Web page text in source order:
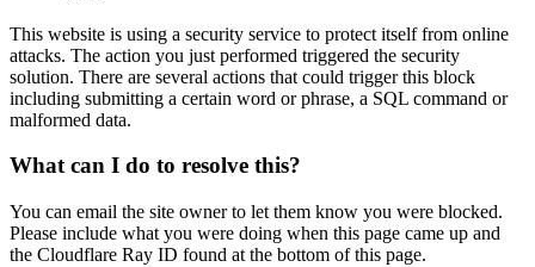
This website is using a security service to protect itself from online
attacks. The action you just performed triggered the security
solution. There are several actions that could trigger this block
including submitting a certain word or phrase, a SQL command or
malformed data.
What can I do to resolve this?
You can email the site owner to let them know you were blocked.
Please include what you were doing when this page came up and
the Cloudflare Ray ID found at the bottom of this page.